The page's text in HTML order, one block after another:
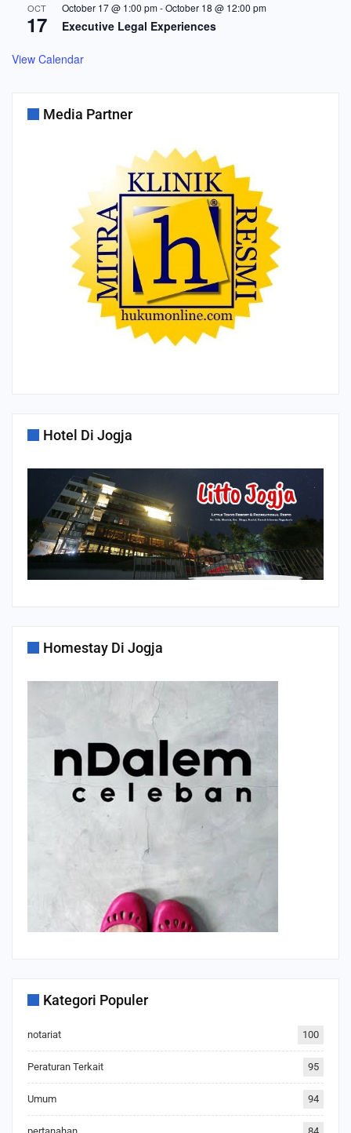
OCT
17
October 17 @ 1:00 pm-October 18 @ 12:00 pm
Executive Legal Experiences
View Calendar
Media Partner
Hotel Di Jogja
Homestay Di Jogja
Kategori Populer
notariat 100
Peraturan Terkait 95
Umum 94